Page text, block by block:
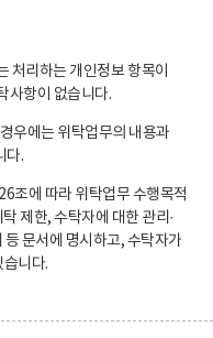
리하는 개인정보 항목이
사항이 없습니다.
우에는 위탁업무의 내용과
다.
조에 따라 위탁업무 수행목적
제한, 수탁자에 대한 관리·
문서에 명시하고, 수탁자가
니다.